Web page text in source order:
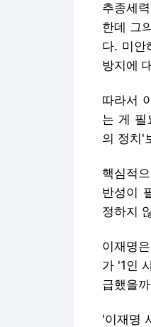
추종세
한데 그
다. 미안
방지에
따라서
는 게 필
의 정치'
핵심적
반성이
정하지
이재명
가 '1인
급했을
'이재명